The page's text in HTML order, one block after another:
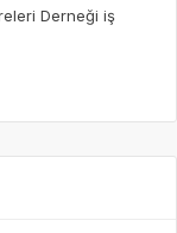
Derneği iş